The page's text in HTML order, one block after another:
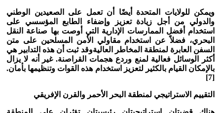
ويمكن للولايات المتحدة أيضًا أن تعمل على الصعيدين الوطني
والدولي من أجل زيادة تعزيز وإضفاء الطابع المؤسسي على
استخدام أفضل الممارسات الإدارية التي أوصت بها صناعة النقل
البحري، فضلاً عن استخدام مقاولي الأمن المسلحين على متن
السفن العابرة لمنطقة المخاطر العاليةوقد ثبت أن هذه التدابير هي
أكثر الوسائل فعالية لمنع وردع هجمات القراصنة.غير أنه لا يزال
بالإمكان القيام بالكثير لتعزيز استخدام هذه القوات وتنظيمها بأمان.
[7]
التقييم الاستراتيجي لمنطقة البحر الأحمر والقرن الإفريقي